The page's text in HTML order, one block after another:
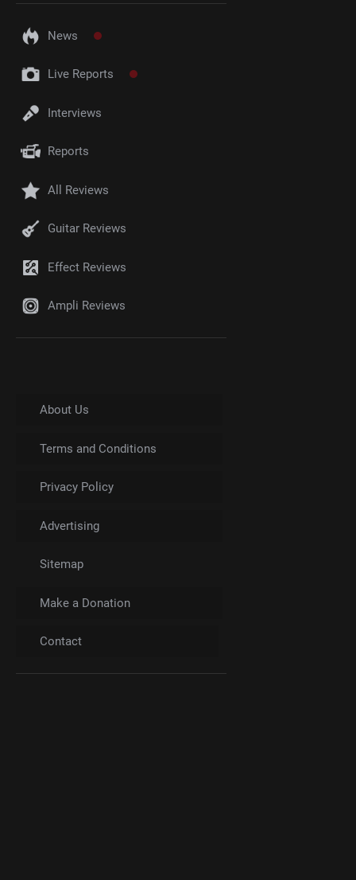
News
Live Reports
Interviews
Reports
All Reviews
Guitar Reviews
Effect Reviews
Ampli Reviews
About Us
Terms and Conditions
Privacy Policy
Advertising
Sitemap
Make a Donation
Contact